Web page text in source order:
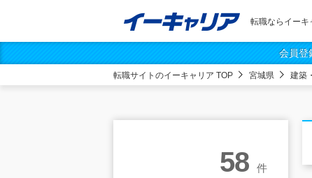
転職ならイーキ
会員登
転職サイトのイーキャリア TOP 宮城県 建築
58 件